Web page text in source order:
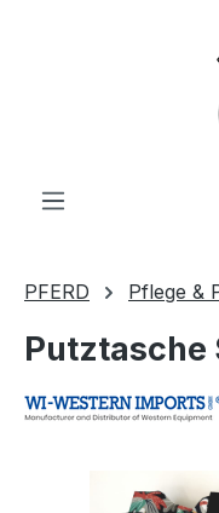
Zum Hauptinhalt
PFERD Pflege &
Putztasche